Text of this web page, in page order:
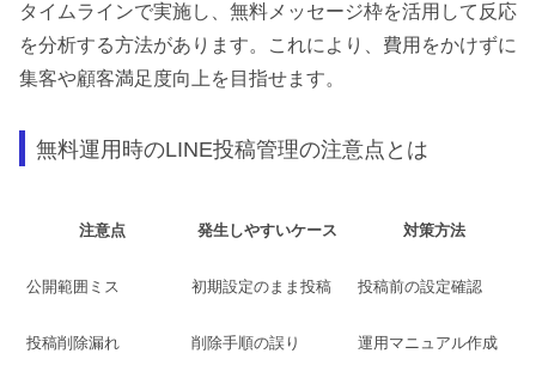
タイムラインで実施し、無料メッセージ枠を活用して反応
を分析する方法があります。これにより、費用をかけずに
集客や顧客満足度向上を目指せます。
無料運用時のLINE投稿管理の注意点とは
注意点 発生しやすいケース 対策方法
公開範囲ミス 初期設定のまま投稿 投稿前の設定確認
投稿削除漏れ 削除手順の誤り 運用マニュアル作成